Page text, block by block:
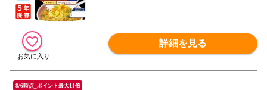
詳細を見る
8/6時点_ポイント最大11倍